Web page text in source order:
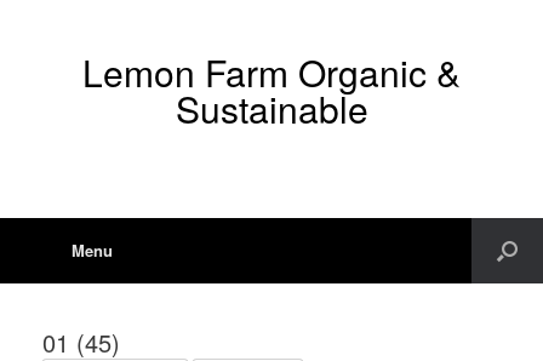
Lemon Farm Organic &
Sustainable
Menu
01 (45)